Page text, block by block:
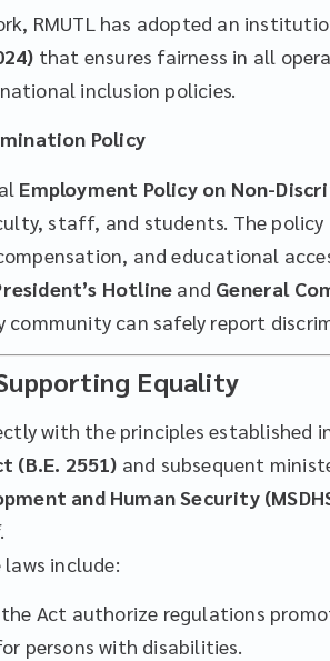
RMUTL has adopted an
that ensures fairness in all
inclusion policies.
Policy
Employment Policy on Non-
staff, and students. The
and educational
Hotline and General
can safely report
Equality
with the principles established
(B.E. 2551) and subsequent
and Human Security
.
include:
Act authorize regulations
persons with disabilities.